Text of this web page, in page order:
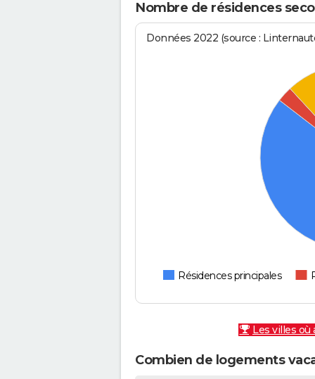
Nombre de résidences
Données 2022 (source :
Résidences principales
Les villes
Combien de logements